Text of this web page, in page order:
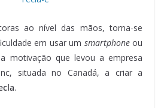
ao nível das mãos, torna-se
em usar um smartphoneou
motivação que levou a empresa
situada no Canadá, a criar a
.